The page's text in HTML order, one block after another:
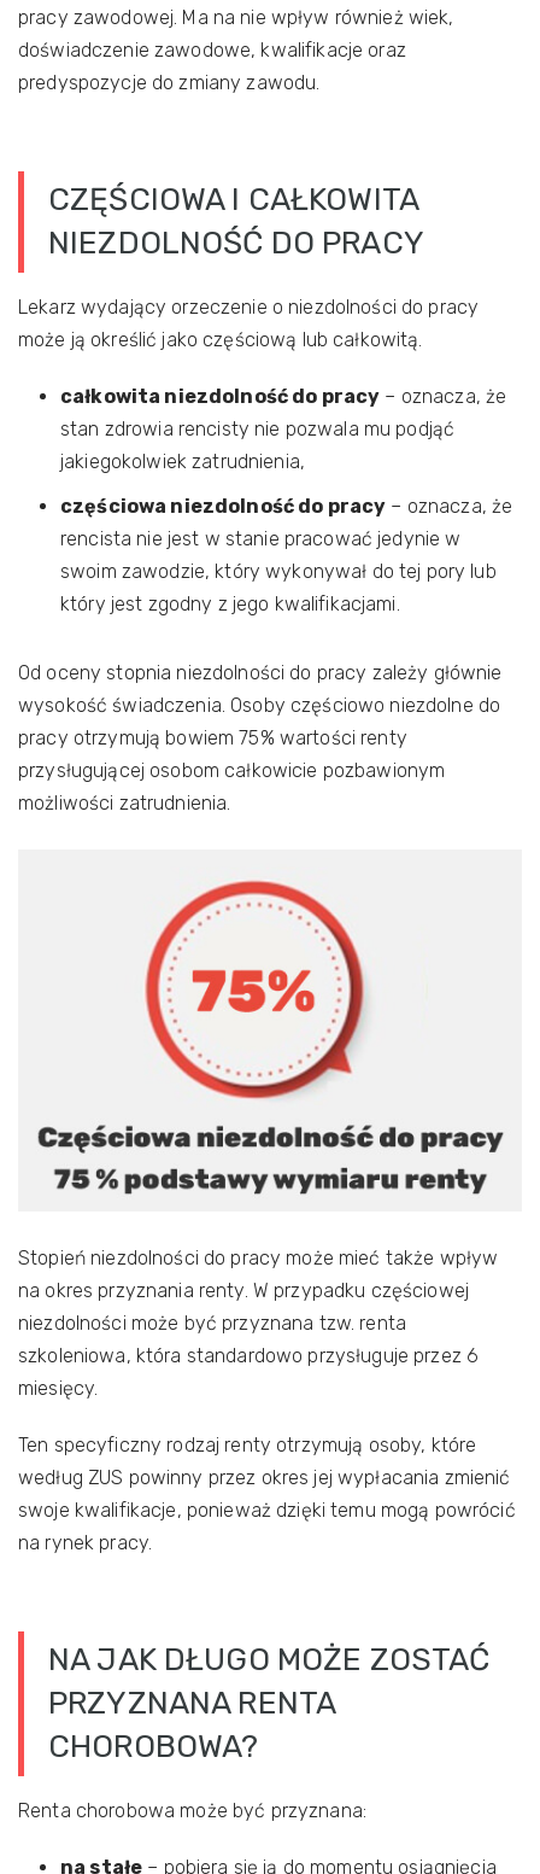
pracy zawodowej. Ma na nie wpływ również wiek,
doświadczenie zawodowe, kwalifikacje oraz
predyspozycje do zmiany zawodu.
CZĘŚCIOWA I CAŁKOWITA
NIEZDOLNOŚĆ DO PRACY
Lekarz wydający orzeczenie o niezdolności do pracy
może ją określić jako częściową lub całkowitą.
całkowita niezdolność do pracy – oznacza, że
stan zdrowia rencisty nie pozwala mu podjąć
jakiegokolwiek zatrudnienia,
częściowa niezdolność do pracy – oznacza, że
rencista nie jest w stanie pracować jedynie w
swoim zawodzie, który wykonywał do tej pory lub
który jest zgodny z jego kwalifikacjami.
Od oceny stopnia niezdolności do pracy zależy głównie
wysokość świadczenia. Osoby częściowo niezdolne do
pracy otrzymują bowiem 75% wartości renty
przysługującej osobom całkowicie pozbawionym
możliwości zatrudnienia.
Stopień niezdolności do pracy może mieć także wpływ
na okres przyznania renty. W przypadku częściowej
niezdolności może być przyznana tzw. renta
szkoleniowa, która standardowo przysługuje przez 6
miesięcy.
Ten specyficzny rodzaj renty otrzymują osoby, które
według ZUS powinny przez okres jej wypłacania zmienić
swoje kwalifikacje, ponieważ dzięki temu mogą powrócić
na rynek pracy.
NA JAK DŁUGO MOŻE ZOSTAĆ
PRZYZNANA RENTA
CHOROBOWA?
Renta chorobowa może być przyznana:
na stałe – pobiera się ją do momentu osiągnięcia